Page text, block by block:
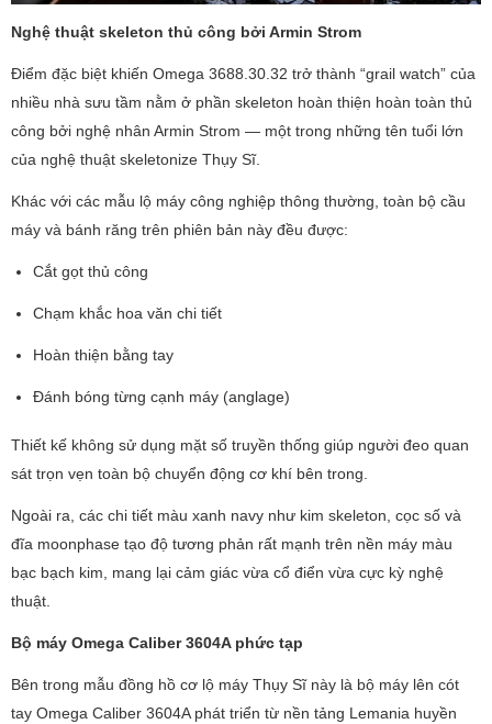
Nghệ thuật skeleton thủ công bởi Armin Strom
Điểm đặc biệt khiến Omega 3688.30.32 trở thành “grail watch” của
nhiều nhà sưu tầm nằm ở phần skeleton hoàn thiện hoàn toàn thủ
công bởi nghệ nhân Armin Strom — một trong những tên tuổi lớn
của nghệ thuật skeletonize Thụy Sĩ.
Khác với các mẫu lộ máy công nghiệp thông thường, toàn bộ cầu
máy và bánh răng trên phiên bản này đều được:
Cắt gọt thủ công
Chạm khắc hoa văn chi tiết
Hoàn thiện bằng tay
Đánh bóng từng cạnh máy (anglage)
Thiết kế không sử dụng mặt số truyền thống giúp người đeo quan
sát trọn vẹn toàn bộ chuyển động cơ khí bên trong.
Ngoài ra, các chi tiết màu xanh navy như kim skeleton, cọc số và
đĩa moonphase tạo độ tương phản rất mạnh trên nền máy màu
bạc bạch kim, mang lại cảm giác vừa cổ điển vừa cực kỳ nghệ
thuật.
Bộ máy Omega Caliber 3604A phức tạp
Bên trong mẫu đồng hồ cơ lộ máy Thụy Sĩ này là bộ máy lên cót
tay Omega Caliber 3604A phát triển từ nền tảng Lemania huyền